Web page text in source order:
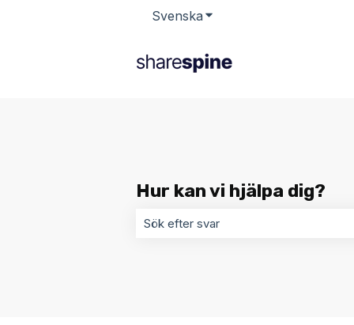
Svenska Visa undermenyer för
Hur kan vi hjälpa dig?